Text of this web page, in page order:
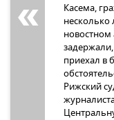
Касема,
несколько
новостном
приехал в
Рижский